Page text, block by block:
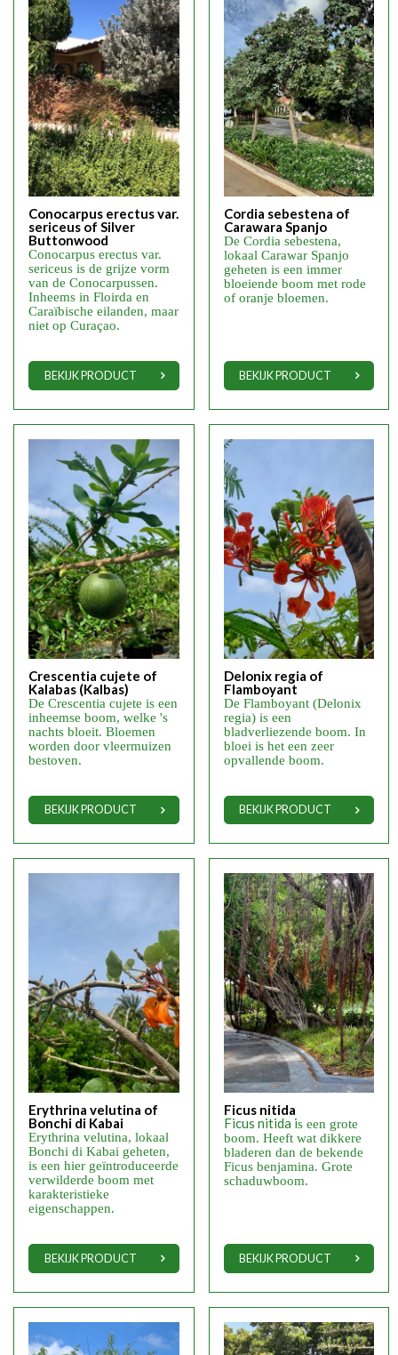
Conocarpus erectus var.
sericeus of Silver
Buttonwood
Conocarpus erectus var.
sericeus is de grijze vorm
van de Conocarpussen.
Inheems in Floirda en
Caraïbische eilanden, maar
niet op Curaçao.
BEKIJK PRODUCT
Cordia sebestena of
Carawara Spanjo
De Cordia sebestena,
lokaal Carawar Spanjo
geheten is een immer
bloeiende boom met rode
of oranje bloemen.
BEKIJK PRODUCT
Crescentia cujete of
Kalabas (Kalbas)
De Crescentia cujete is een
inheemse boom, welke 's
nachts bloeit. Bloemen
worden door vleermuizen
bestoven.
BEKIJK PRODUCT
Delonix regia of
Flamboyant
De Flamboyant (Delonix
regia) is een
bladverliezende boom. In
bloei is het een zeer
opvallende boom.
BEKIJK PRODUCT
Erythrina velutina of
Bonchi di Kabai
Erythrina velutina, lokaal
Bonchi di Kabai geheten,
is een hier geïntroduceerde
verwilderde boom met
karakteristieke
eigenschappen.
BEKIJK PRODUCT
Ficus nitida
Ficus nitida is een grote
boom. Heeft wat dikkere
bladeren dan de bekende
Ficus benjamina. Grote
schaduwboom.
BEKIJK PRODUCT